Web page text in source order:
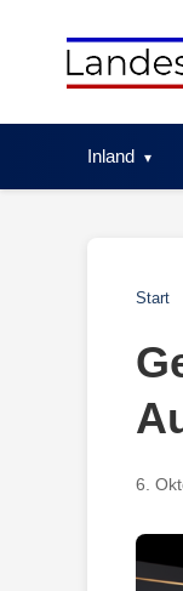
Inland
Start
6.